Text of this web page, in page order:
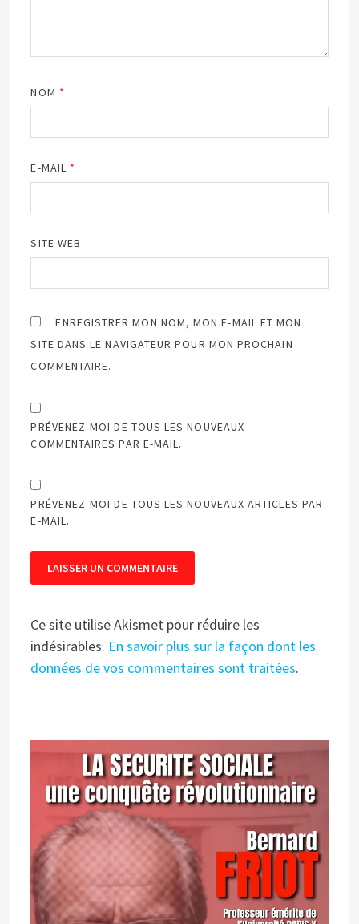
NOM *
E-MAIL *
SITE WEB
ENREGISTRER MON NOM, MON E-MAIL ET MON
SITE DANS LE NAVIGATEUR POUR MON PROCHAIN
COMMENTAIRE.
PRÉVENEZ-MOI DE TOUS LES NOUVEAUX
COMMENTAIRES PAR E-MAIL.
PRÉVENEZ-MOI DE TOUS LES NOUVEAUX ARTICLES PAR
E-MAIL.
Ce site utilise Akismet pour réduire les
indésirables. En savoir plus sur la façon dont les
données de vos commentaires sont traitées.